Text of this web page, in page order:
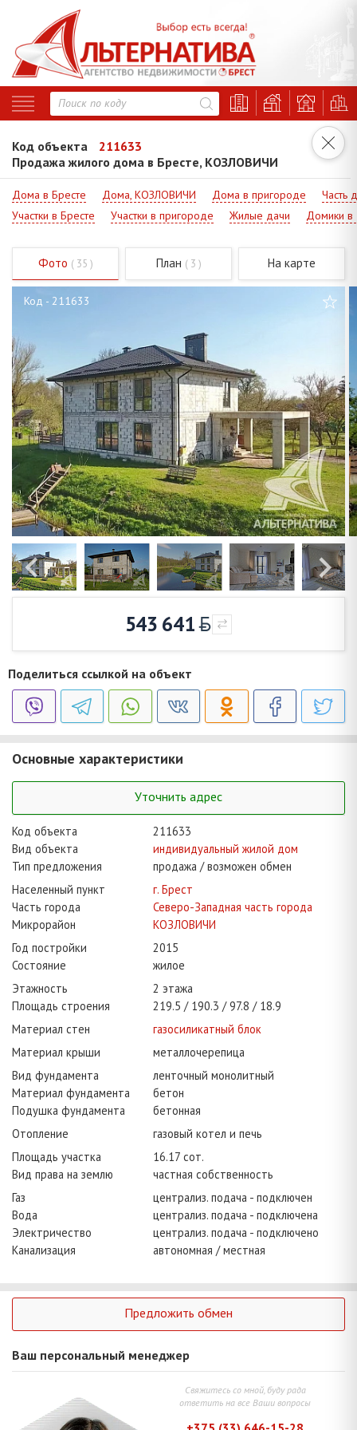
Код объекта
211633
Продажа жилого дома в Бресте, КОЗЛОВИЧИ
Дома в Бресте Дома, КОЗЛОВИЧИ Дома в пригороде
Часть
Участки в Бресте
Участки в пригороде Жилые дачи Домики в
Фото ( 35 ) План ( 3 ) На карте
Код - 211633
543 641
Поделиться ссылкой на объект
Основные характеристики
Уточнить адрес
Код объекта
211633
Вид объекта
индивидуальный жилой дом
Тип предложения
продажа / возможен обмен
Населенный пункт
г. Брест
Часть города
Северо-Западная часть города
Микрорайон
КОЗЛОВИЧИ
Год постройки
2015
Состояние
жилое
Этажность
2 этажа
Площадь строения
219.5 190.3 97.8
18.9
Материал стен
газосиликатный блок
Материал крыши
металлочерепица
Вид фундамента
ленточный монолитный
Материал фундамента
бетон
Подушка фундамента
бетонная
Отопление
газовый котел и печь
Площадь участка
16.17 сот.
Вид права на землю
частная собственность
Газ
централиз. подача - подключен
Вода
централиз. подача - подключена
Электричество
централиз. подача - подключено
Канализация
автономная / местная
Предложить обмен
Ваш персональный менеджер
Свяжитесь со мной, буду рада
ответить на все Ваши вопросы